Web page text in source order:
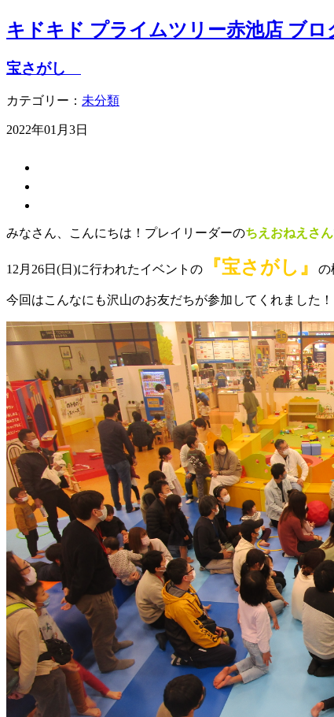
キドキド プライムツリー赤池店 ブロ
宝さがし
カテゴリー： 未分類
2022年01月3日
みなさん、こんにちは！プレイリーダーのちえおねえさん
12月26日(日)に行われたイベントの 『宝さがし』 の
今回はこんなにも沢山のお友だちが参加してくれました！